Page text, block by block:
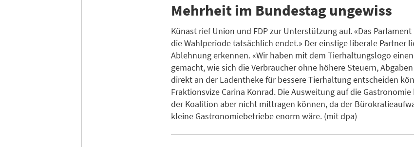
Mehrheit im Bundestag ungewiss
Künast rief Union und FDP zur Unterstützung auf. «Das
die Wahlperiode tatsächlich endet.» Der einstige liberale Partner
Ablehnung erkennen. «Wir haben mit dem Tierhaltungslogo
gemacht, wie sich die Verbraucher ohne höhere Steuern,
direkt an der Ladentheke für bessere Tierhaltung entscheiden
Fraktionsvize Carina Konrad. Die Ausweitung auf die Gastronomie
der Koalition aber nicht mittragen können, da der
kleine Gastronomiebetriebe enorm wäre. (mit dpa)